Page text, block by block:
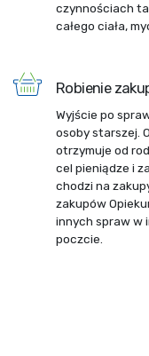
czynnościach
całego ciała,
Robienie
Wyjście po
osoby starszej.
otrzymuje od
cel pieniądze i
chodzi na
zakupów
innych spraw w
poczcie.